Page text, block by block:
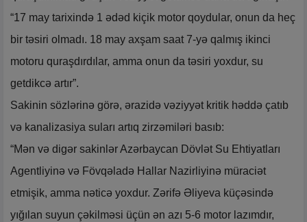
“17 may tarixində 1 ədəd kiçik motor qoydular, onun da heç
bir təsiri olmadı. 18 may axşam saat 7-yə qalmış ikinci
motoru quraşdırdılar, amma onun da təsiri yoxdur, su
getdikcə artır”.
Sakinin sözlərinə görə, ərazidə vəziyyət kritik həddə çatıb
və kanalizasiya suları artıq zirzəmiləri basıb:
“Mən və digər sakinlər Azərbaycan Dövlət Su Ehtiyatları
Agentliyinə və Fövqəladə Hallar Nazirliyinə müraciət
etmişik, amma nəticə yoxdur. Zərifə Əliyeva küçəsində
yığılan suyun çəkilməsi üçün ən azı 5-6 motor lazımdır,